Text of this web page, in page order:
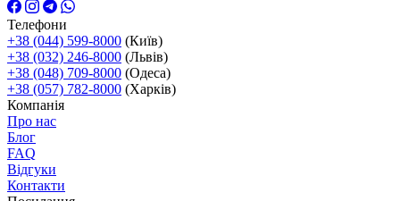
Телефони
+38 (044) 599-8000 (Київ)
+38 (032) 246-8000 (Львів)
+38 (048) 709-8000 (Одеса)
+38 (057) 782-8000 (Харків)
Компанія
Про нас
Блог
FAQ
Відгуки
Контакти